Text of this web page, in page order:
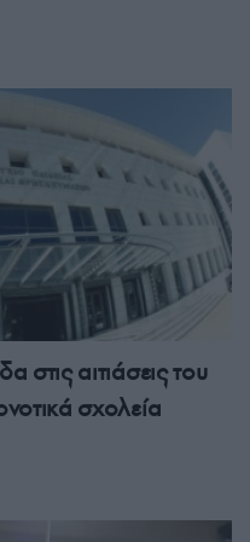
στις αιτιάσεις του
σχολεία